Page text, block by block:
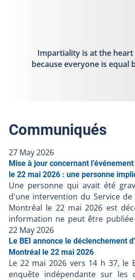
Impartiality is at the
because everyone is equal
Communiqués
27 May 2026
Mise à jour concernant
le 22 mai 2026 : une personne
Une personne qui avait été
d'une intervention du Service
Montréal le 22 mai 2026 est
information ne peut être
est toujours en cours. Le
indépendantes a pour mission
complète sur les faits
policière. Le BEI enquête dans
personne, autre qu'un policier
22 May 2026
Le BEI annonce le déclenchement
Montréal le 22 mai 2026
Le 22 mai 2026 vers 14 h 37, le
enquête indépendante sur les